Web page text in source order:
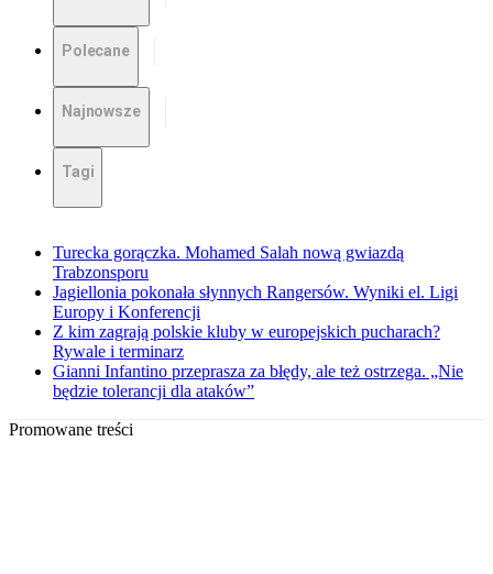
Polecane
Najnowsze
Tagi
Turecka gorączka. Mohamed Salah nową gwiazdą
Trabzonsporu
Jagiellonia pokonała słynnych Rangersów. Wyniki el. Ligi
Europy i Konferencji
Z kim zagrają polskie kluby w europejskich pucharach?
Rywale i terminarz
Gianni Infantino przeprasza za błędy, ale też ostrzega. „Nie
będzie tolerancji dla ataków”
Promowane treści